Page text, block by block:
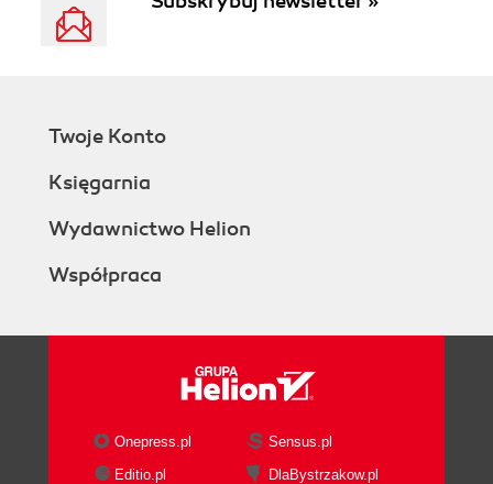
Twoje Konto
Księgarnia
Wydawnictwo Helion
Współpraca
Onepress.pl
Sensus.pl
Editio.pl
DlaBystrzakow.pl